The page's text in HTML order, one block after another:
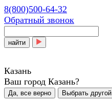
8(800)500-64-32
Обратный звонок
найти
Казань
Ваш город Казань?
Да, все верно Выбрать другой